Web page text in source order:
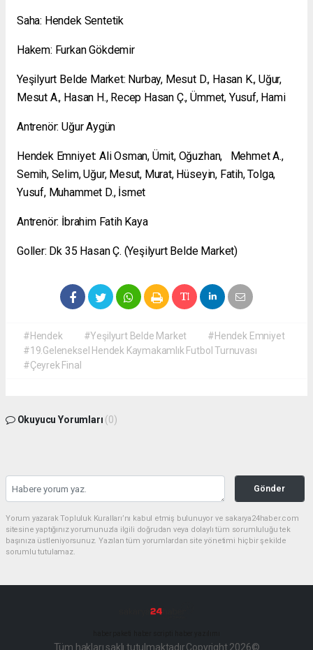
Saha: Hendek Sentetik
Hakem: Furkan Gökdemir
Yeşilyurt Belde Market: Nurbay, Mesut D., Hasan K., Uğur,
Mesut A., Hasan H., Recep Hasan Ç., Ümmet, Yusuf, Hami
Antrenör: Uğur Aygün
Hendek Emniyet: Ali Osman, Ümit, Oğuzhan, Mehmet A.,
Semih, Selim, Uğur, Mesut, Murat, Hüseyin, Fatih, Tolga,
Yusuf, Muhammet D., İsmet
Antrenör: İbrahim Fatih Kaya
Goller: Dk 35 Hasan Ç. (Yeşilyurt Belde Market)
#Hendek #Yeşilyurt Belde Market
#Hendek Emniyet
#19.Geleneksel Hendek Kaymakamlık Futbol Turnuvası
#Çeyrek Final
Okuyucu Yorumları (0)
Gönder
Yorum yazarak Topluluk Kuralları’nı kabul etmiş bulunuyor ve sakarya24haber.com
sitesine yaptığınız yorumunuzla ilgili doğrudan veya dolaylı tüm sorumluluğu tek
başınıza üstleniyorsunuz. Yazılan tüm yorumlardan site yönetimi hiçbir şekilde
sorumlu tutulamaz.
Tüm hakları saklı tutulmaktadır.Copyright 2026©